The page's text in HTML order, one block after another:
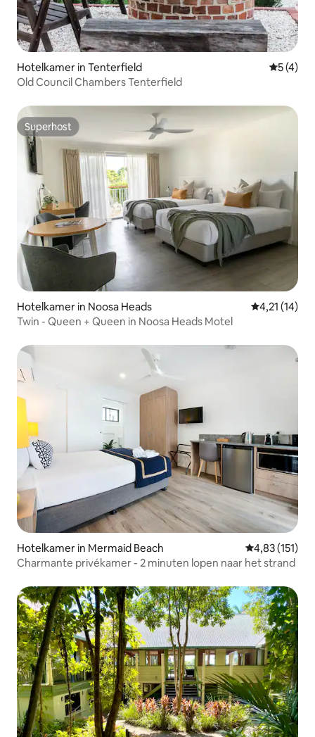
Hotelkamer in Tenterfield
5 (4)
Old Council Chambers Tenterfield
Superhost
Superhost
Hotelkamer in Noosa Heads Gemiddelde
4,21 (14)
Twin - Queen + Queen in Noosa Heads Motel
Hotelkamer in Mermaid Beach Gemiddelde
4,83 (151)
Charmante privékamer - 2 minuten lopen naar het strand